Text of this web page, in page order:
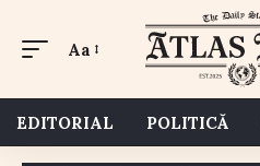
Aa
EDITORIAL POLITICĂ